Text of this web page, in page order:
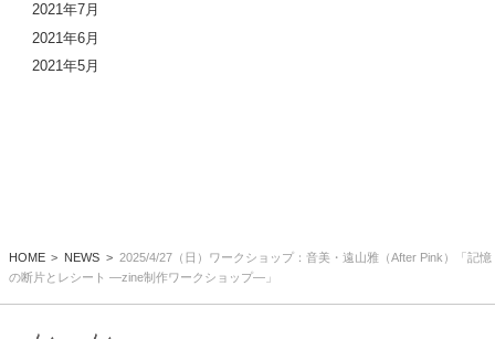
2021年7月
2021年6月
2021年5月
HOME NEWS
2025/4/27（日）ワークショップ：音美・遠山雅（After Pink）「記憶
の断片とレシート ―zine制作ワークショップ—」